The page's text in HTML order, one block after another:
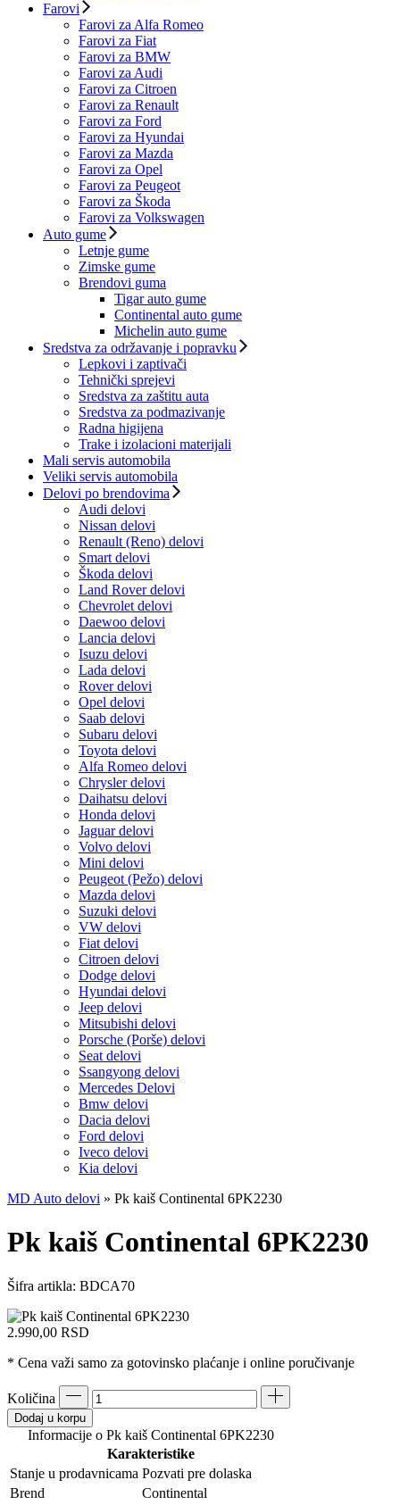
Farovi
Farovi za Alfa Romeo
Farovi za Fiat
Farovi za BMW
Farovi za Audi
Farovi za Citroen
Farovi za Renault
Farovi za Ford
Farovi za Hyundai
Farovi za Mazda
Farovi za Opel
Farovi za Peugeot
Farovi za Škoda
Farovi za Volkswagen
Auto gume
Letnje gume
Zimske gume
Brendovi guma
Tigar auto gume
Continental auto gume
Michelin auto gume
Sredstva za održavanje i popravku
Lepkovi i zaptivači
Tehnički sprejevi
Sredstva za zaštitu auta
Sredstva za podmazivanje
Radna higijena
Trake i izolacioni materijali
Mali servis automobila
Veliki servis automobila
Delovi po brendovima
Audi delovi
Nissan delovi
Renault (Reno) delovi
Smart delovi
Škoda delovi
Land Rover delovi
Chevrolet delovi
Daewoo delovi
Lancia delovi
Isuzu delovi
Lada delovi
Rover delovi
Opel delovi
Saab delovi
Subaru delovi
Toyota delovi
Alfa Romeo delovi
Chrysler delovi
Daihatsu delovi
Honda delovi
Jaguar delovi
Volvo delovi
Mini delovi
Peugeot (Pežo) delovi
Mazda delovi
Suzuki delovi
VW delovi
Fiat delovi
Citroen delovi
Dodge delovi
Hyundai delovi
Jeep delovi
Mitsubishi delovi
Porsche (Porše) delovi
Seat delovi
Ssangyong delovi
Mercedes Delovi
Bmw delovi
Dacia delovi
Ford delovi
Iveco delovi
Kia delovi
MD Auto delovi » Pk kaiš Continental 6PK2230
Pk kaiš Continental 6PK2230
Šifra artikla: BDCA70
2.990,00 RSD
* Cena važi samo za gotovinsko plaćanje i online poručivanje
Količina
Dodaj u korpu
Informacije o Pk kaiš Continental 6PK2230
Karakteristike
Stanje u prodavnicama Pozvati pre dolaska
Brend
Continental